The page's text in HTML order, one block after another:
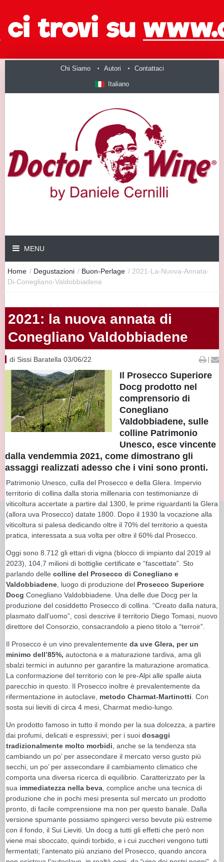
Chi Siamo Autori Contattaci
Italiano
MENU
Home / Degustazioni / Buon-Perlage / 2021-La-Nuova-Annata-
Di-Conegliano-Valdobbiadene
2021: la nuova annata di
Conegliano Valdobbiadene
di Sissi Baratella 03/06/22 |
Il Prosecco Superiore
Docg prodotto nel
comprensorio di
Conegliano
Valdobbiadene, sulle
colline Patrimonio
Unesco, esce vincente
dalla vendemmia 2021, come dimostrano gli
assaggi realizzati adesso che i vini sono pronti.
Patrimonio Unesco, culla del Prosecco e della Glera. Impervio
territorio di collina dalla storia millenaria con testimonianze di
viticoltura accertate a partire dal 1300, le prime riguardanti la Glera
(allora uva Prosecco) datate 1800. Dopo il 1930 la vocazione alla
viticoltura si palesa dedicando oltre il 70% del territorio a questa
pratica, interessata a sua volta per oltre il 60% dal Prosecco.
Oggi sono 8.712 gli ettari di vigna (blocco di impianto dal 2019 al
2023), 104,7 milioni di bottiglie certificate e “fascettate”. Sto
parlando delle colline del Prosecco di Conegliano e
Valdobbiadene , luogo di produzione del Prosecco Superiore
Docg Conegliano Valdobbiadene. Una delle due Docg per la
produzione del cosiddetto Prosecco di collina. “Creato dalla natura,
plasmato dall’uomo”, così descrive il territorio Diego Tomasi, nuovo
direttore del Consorzio, consacrandolo a pieno titolo a “terroir”.
Il Prosecco è un vino prevalentemente da uve Glera, per un
minimo dell’85%, autoctona e a maturazione tardiva, ama gli
sbalzi termici in autunno per garantire la maturazione aromatica.
La conformazione del territorio con le pre-Alpi alle spalle aiuta
parecchio in questo. Il Prosecco inoltre è prevalentemente da
rifermentazione in autoclave, metodo Charmat-Martinotti . Con
sosta sui lieviti di circa 4 mesi, Charmat medio-lungo.
Un prodotto famoso in tutto il mondo per la sua dolcezza, a partire
dai profumi, delicati e espressivi; per i suoi dosaggi
tradizionalmente molto morbidi , anche se la tendenza sta
cambiando un po’ per assecondare il mercato verso gusto più
secchi, un po’ per assecondare il cambiamento climatico che
comporta una diversa ricerca di equilibrio. Caratterizzato per la
sua immediatezza nella beva , complice anche una tecnica di
produzione che in pochi mesi presenta sul mercato un prodotto
pronto, di facile comprensione ma non per questo banale. Dalla
versione spumante possiamo spingerci verso bevute più estreme
con il fondo, il Sui Lieviti. Un docg a tutti gli effetti che però non
viene mai sboccato, quindi torbido, e i cui zuccheri vengono tutti
fermentati; l’antenato più anziano del Prosecco, quando ancora